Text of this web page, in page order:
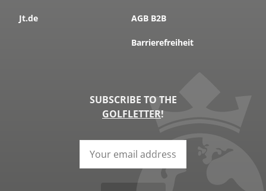
Jt.de AGB B2B
Barrierefreiheit
SUBSCRIBE TO THE
GOLFLETTER!